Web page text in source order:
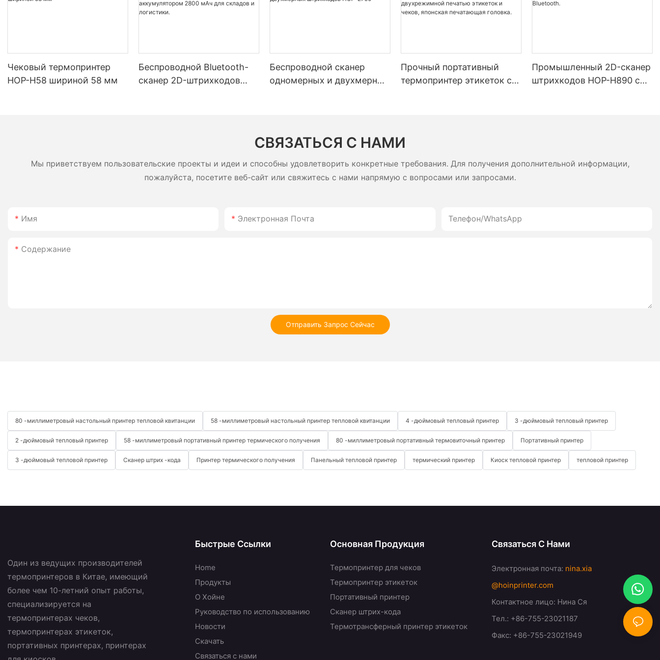
Чековый термопринтер
HOP-H58 шириной 58 мм
Беспроводной Bluetooth-
сканер 2D-штрихкодов
Беспроводной сканер
одномерных и двухмерных
Прочный портативный
термопринтер этикеток с
этикеток и чеков, японская
печатающая головка.
Промышленный 2D-сканер
штрихкодов HOP-H890 с
СВЯЗАТЬСЯ С НАМИ
Мы приветствуем пользовательские проекты и идеи и способны удовлетворить конкретные требования. Для получения дополнительной информации,
пожалуйста, посетите веб-сайт или свяжитесь с нами напрямую с вопросами или запросами.
Имя Электронная Почта Телефон/WhatsApp
Содержание
Отправить Запрос Сейчас
80 -миллиметровый настольный принтер тепловой квитанции 58 -миллиметровый настольный принтер тепловой квитанции 4 -дюймовый тепловый принтер 3 -дюймовый тепловый принтер
2 -дюймовый тепловый принтер 58 -миллиметровый портативный принтер термического получения 80 -миллиметровый портативный термовиточный принтер Портативный принтер
3 -дюймовый тепловой принтер Сканер штрих -кода Принтер термического получения Панельный тепловой принтер термический принтер Киоск тепловой принтер тепловой принтер
Один из ведущих производителей
термопринтеров в Китае, имеющий
более чем 10-летний опыт работы,
специализируется на
термопринтерах чеков,
термопринтерах этикеток,
портативных принтерах, принтерах
Быстрые Ссылки
Home
Продукты
О Хойне
Руководство по использованию
Новости
Скачать
Связаться с нами
Основная Продукция
Термопринтер для чеков
Термопринтер этикеток
Портативный принтер
Сканер штрих-кода
Термотрансферный принтер этикеток
Связаться С Нами
Электронная почта: nina.xia
@hoinprinter.com
Контактное лицо: Нина Ся
Тел.: +86-755-23021187
Факс: +86-755-23021949